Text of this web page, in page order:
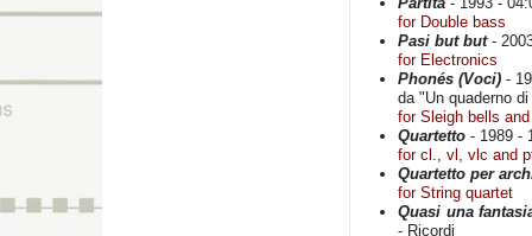
for Double bass
Pasi but but-
for Electronics
Phonés (Voci) -
da "Un quaderno
for Sleigh bells
Quartetto - 1989 -
for cl., vl, vlc and
Quartetto per
for String quartet
Quasi una
- Ricordi